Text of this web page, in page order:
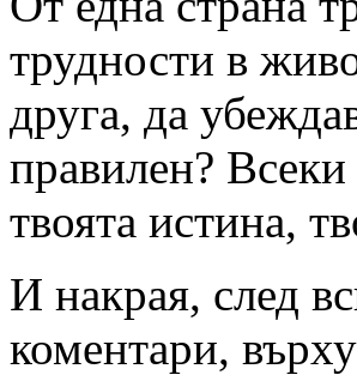
трудности в
друга, да
правилен?
твоята истина,
И накрая, след
коментари,